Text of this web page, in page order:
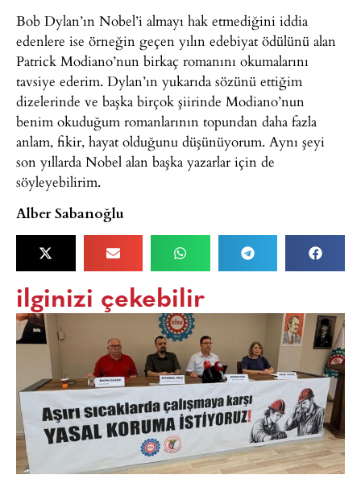
Bob Dylan’ın Nobel’i almayı hak etmediğini iddia
edenlere ise örneğin geçen yılın edebiyat ödülünü alan
Patrick Modiano’nun birkaç romanını okumalarını
tavsiye ederim. Dylan’ın yukarıda sözünü ettiğim
dizelerinde ve başka birçok şiirinde Modiano’nun
benim okuduğum romanlarının topundan daha fazla
anlam, fikir, hayat olduğunu düşünüyorum. Aynı şeyi
son yıllarda Nobel alan başka yazarlar için de
söyleyebilirim.
Alber Sabanoğlu
ilginizi çekebilir